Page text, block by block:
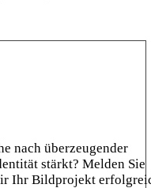
nach überzeugender
stärkt? Melden Sie
Ihr Bildprojekt